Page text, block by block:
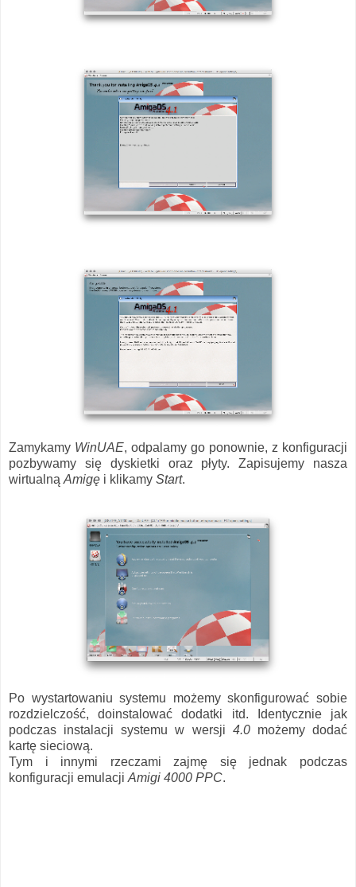
Zamykamy WinUAE, odpalamy go ponownie, z konfiguracji
pozbywamy się dyskietki oraz płyty. Zapisujemy nasza
wirtualną Amigę i klikamy Start.
Po wystartowaniu systemu możemy skonfigurować sobie
rozdzielczość, doinstalować dodatki itd. Identycznie jak
podczas instalacji systemu w wersji 4.0możemy dodać
kartę sieciową.
Tym i innymi rzeczami zajmę się jednak podczas
konfiguracji emulacji Amigi 4000 PPC.